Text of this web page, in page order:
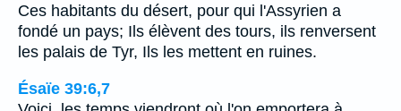
Ces habitants du désert, pour qui l'Assyrien a
fondé un pays; Ils élèvent des tours, ils renversent
les palais de Tyr, Ils les mettent en ruines.
Ésaïe 39:6,7